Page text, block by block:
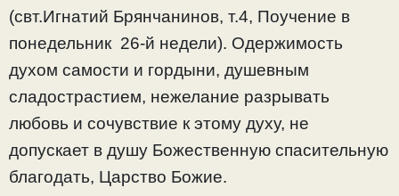
(свт.Игнатий Брянчанинов, т.4, Поучение в
понедельник 26-й недели). Одержимость
духом самости и гордыни, душевным
сладострастием, нежелание разрывать
любовь и сочувствие к этому духу, не
допускает в душу Божественную спасительную
благодать, Царство Божие.